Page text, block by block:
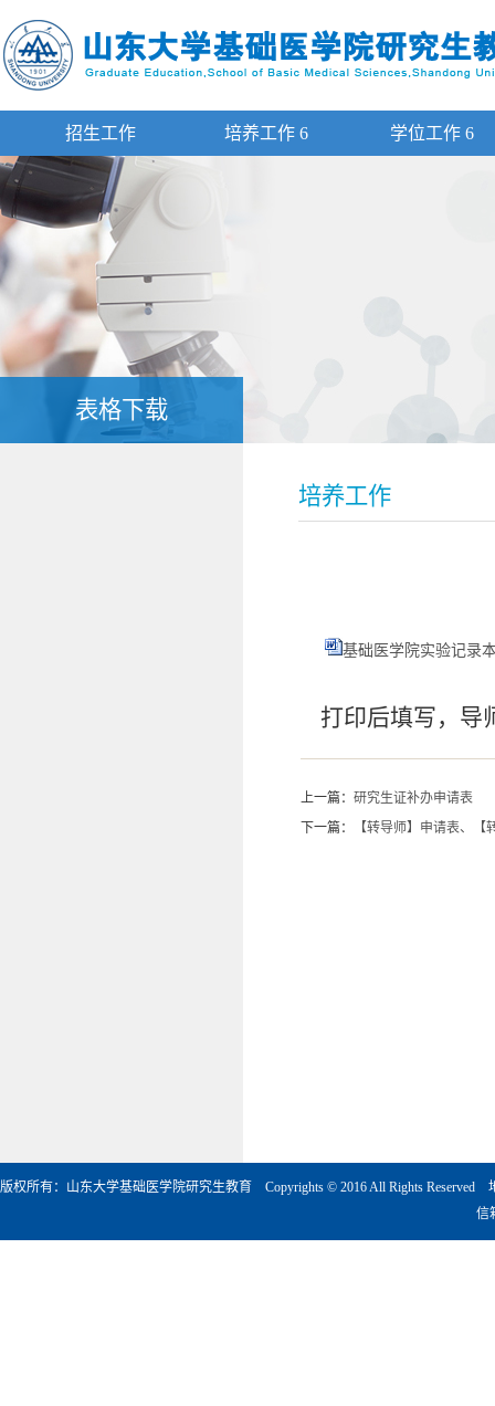
招生工作 培养工作 6 学位工作 6
表格下载
培养工作
基础医学院实验记录
打印后填写，导
上一篇： 研究生证补办申请表
下一篇：
【转导师】申请表、【
版权所有：山东大学基础医学院研究生教育 Copyrights © 2016 All Rights
信